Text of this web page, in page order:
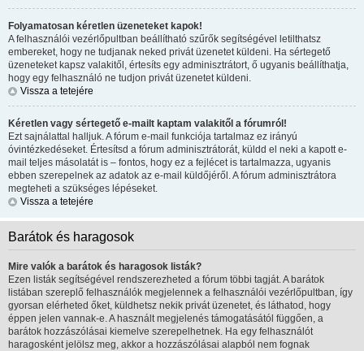
Folyamatosan kéretlen üzeneteket kapok!
A felhasználói vezérlőpultban beállítható szűrők segítségével letilthatsz
embereket, hogy ne tudjanak neked privát üzenetet küldeni. Ha sértegető
üzeneteket kapsz valakitől, értesíts egy adminisztrátort, ő ugyanis beállíthatja,
hogy egy felhasználó ne tudjon privát üzenetet küldeni.
Vissza a tetejére
Kéretlen vagy sértegető e-mailt kaptam valakitől a fórumról!
Ezt sajnálattal halljuk. A fórum e-mail funkciója tartalmaz ez irányú
óvintézkedéseket. Értesítsd a fórum adminisztrátorát, küldd el neki a kapott e-
mail teljes másolatát is – fontos, hogy ez a fejlécet is tartalmazza, ugyanis
ebben szerepelnek az adatok az e-mail küldőjéről. A fórum adminisztrátora
megteheti a szükséges lépéseket.
Vissza a tetejére
Barátok és haragosok
Mire valók a barátok és haragosok listák?
Ezen listák segítségével rendszerezheted a fórum többi tagját. A barátok
listában szereplő felhasználók megjelennek a felhasználói vezérlőpultban, így
gyorsan elérheted őket, küldhetsz nekik privát üzenetet, és láthatod, hogy
éppen jelen vannak-e. A használt megjelenés támogatásától függően, a
barátok hozzászólásai kiemelve szerepelhetnek. Ha egy felhasználót
haragosként jelölsz meg, akkor a hozzászólásai alapból nem fognak